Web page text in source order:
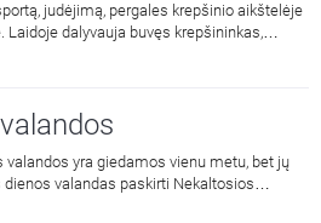
judėjimą, pergales krepšinio aikštelėje
Laidoje dalyvauja buvęs krepšininkas,
laimėtojas, tris kartus LKL čempionas, tris
dabar – krepšinio treneris Darius
kalbinamas jaunimas Kauno
pabaigoje rubrikoje „Taksisto pasakojimas“,
akmenų“ bendruomenės narys Gintaras
apie Taksi automobilyje Dievo jam
valandos yra giedamos vienu metu, bet jų
dienos valandas paskirti Nekaltosios